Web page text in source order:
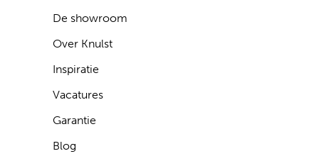
De showroom
Over Knulst
Inspiratie
Vacatures
Garantie
Blog